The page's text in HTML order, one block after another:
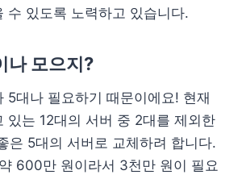
수 있도록 노력하고 있습니다.
나 모으지?
5대나 필요하기 때문이에요! 현재
있는 12대의 서버 중 2대를 제외한
은 5대의 서버로 교체하려 합니다.
600만 원이라서 3천만 원이 필요